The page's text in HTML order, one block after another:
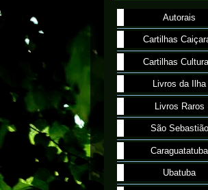
Autorais
Cartilhas
Cartilhas
Livros da Ilha
Livros Raros
São Sebastião
Caraguatatuba
Ubatuba